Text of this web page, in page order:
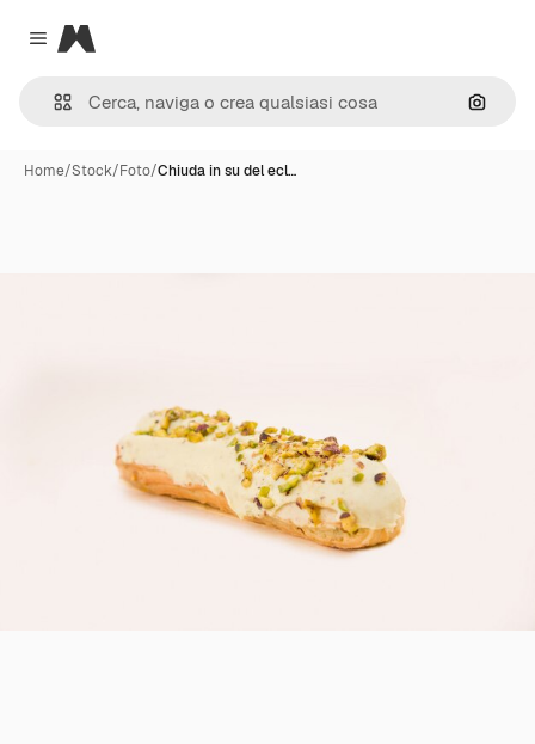
Close menu
Magnific
Cerca
Home/Stock/Foto/Chiuda in su del ecl…